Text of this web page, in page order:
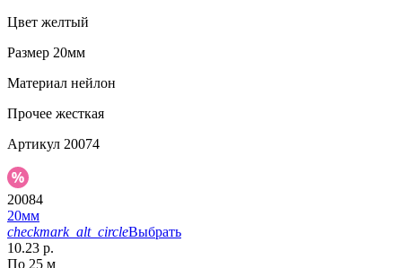
Цвет желтый
Размер 20мм
Материал нейлон
Прочее жесткая
Артикул 20074
20084
20мм
checkmark_alt_circleВыбрать
10.23 р.
По 25 м